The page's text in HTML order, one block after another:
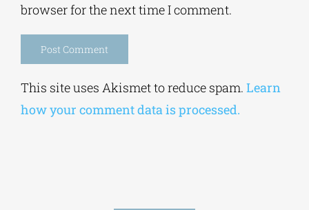
browser for the next time I comment.
This site uses Akismet to reduce spam. Learn
how your comment data is processed.